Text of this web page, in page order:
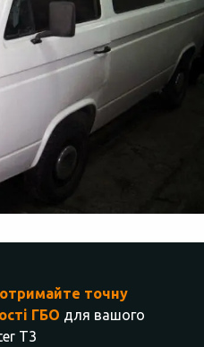
отримайте точну
ГБО для вашого
T3